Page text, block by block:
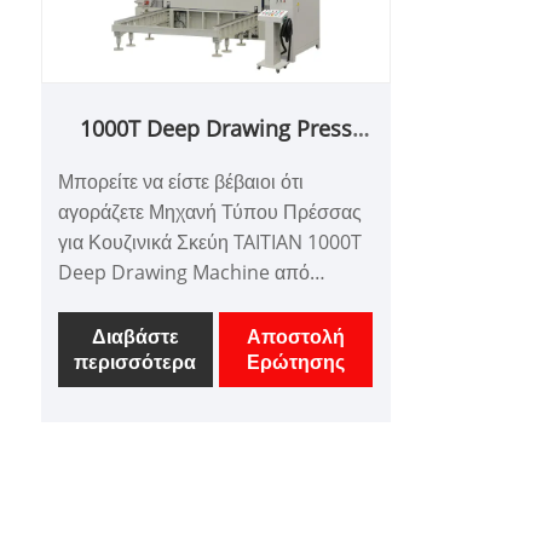
1000T Deep Drawing Press
Μπορείτε να είστε βέβαιοι ότι
αγοράζετε Μηχανή Τύπου Πρέσσας
για Κουζινικά Σκεύη TAITIAN 1000T
Deep Drawing Machine από
Ταΐτης. Για περισσότερα από 45
χρόνια ιστορίας, είμαστε ένας
μοναδικός συνεργάτης σε βασικές
Διαβάστε
περισσότερα
Αποστολή
Ερώτησης